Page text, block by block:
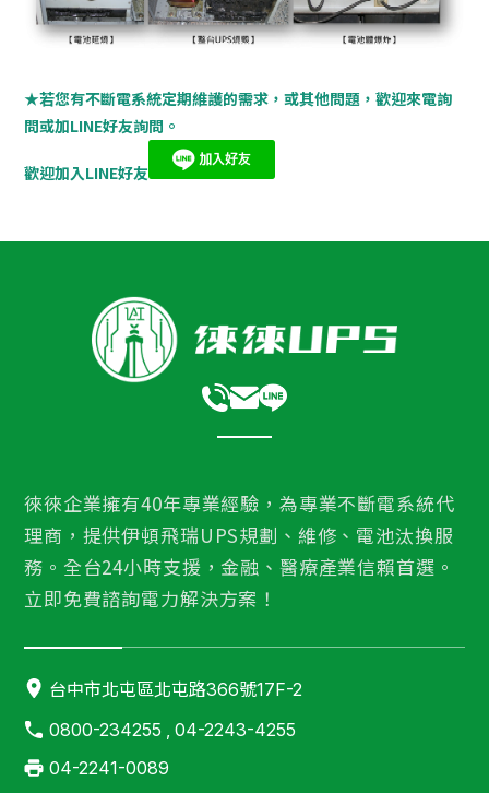
★若您有不斷電系統定期維護的需求，或其他問題，歡迎來電詢
問或加LINE好友詢問。
歡迎加入LINE好友
徠徠企業擁有40年專業經驗，為專業不斷電系統代
理商，提供伊頓飛瑞UPS規劃、維修、電池汰換服
務。全台24小時支援，金融、醫療產業信賴首選。
立即免費諮詢電力解決方案！
台中市北屯區北屯路366號17F-2
0800-234255 , 04-2243-4255
04-2241-0089